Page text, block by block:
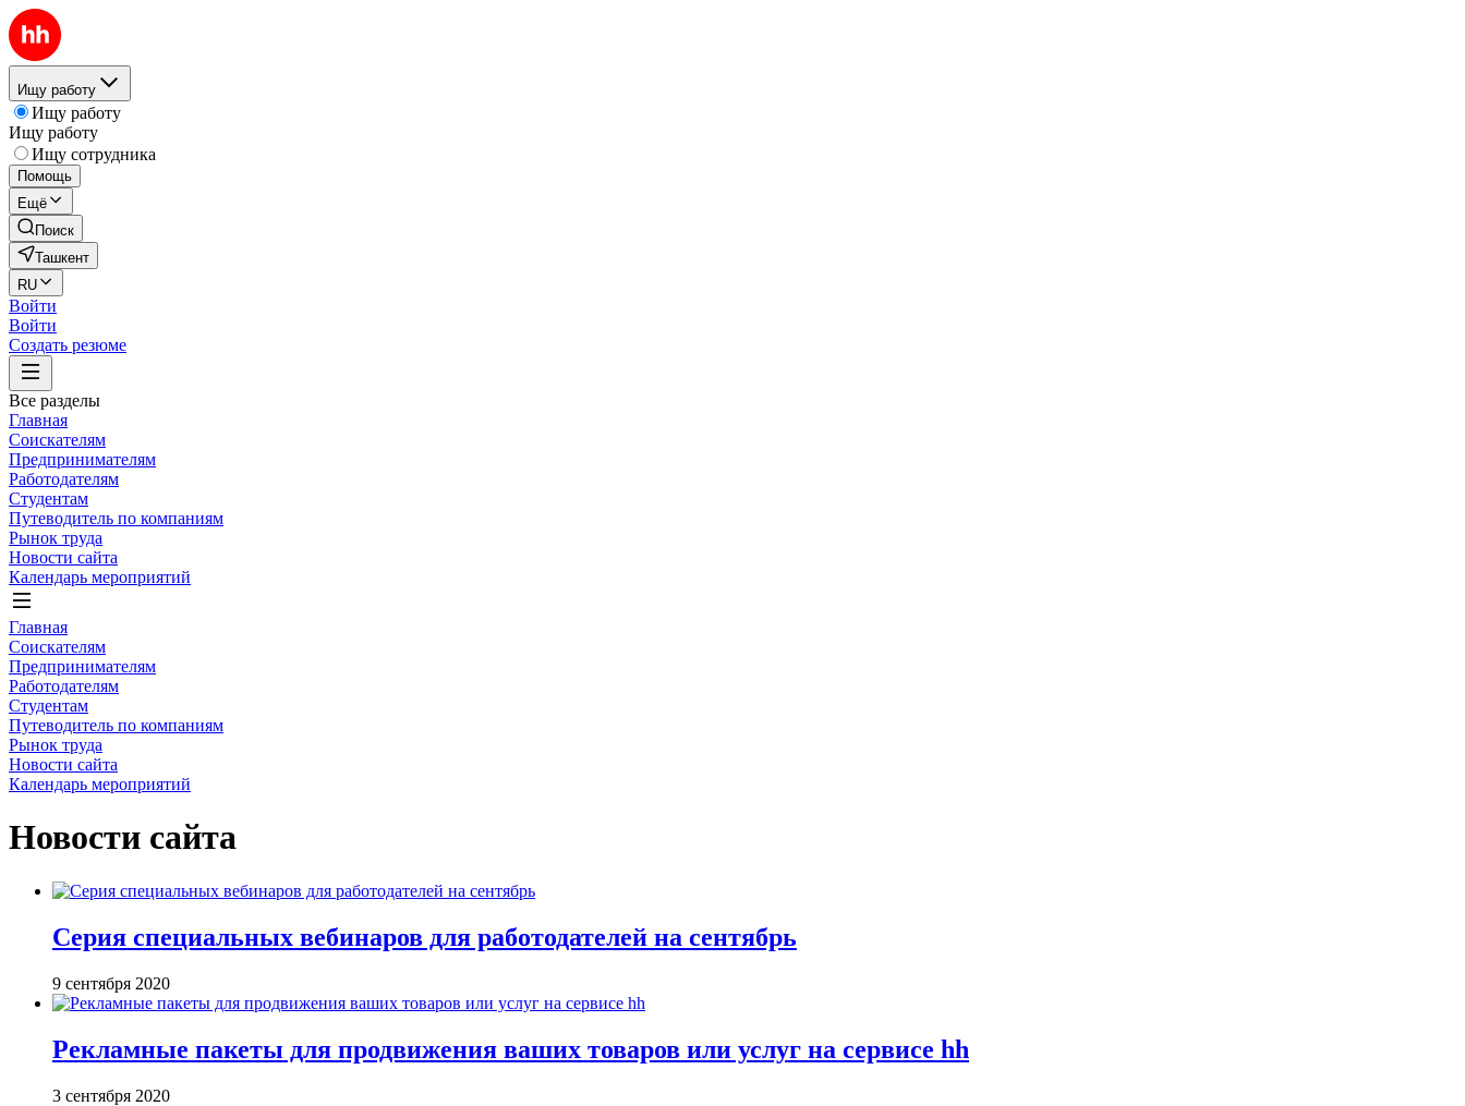
Ищу работу
Ищу работу
Ищу работу
Ищу сотрудника
Помощь
Ещё
Поиск
Ташкент
RU
Войти
Войти
Создать резюме
Все разделы
Главная
Соискателям
Предпринимателям
Работодателям
Студентам
Путеводитель по компаниям
Рынок труда
Новости сайта
Календарь мероприятий
Главная
Соискателям
Предпринимателям
Работодателям
Студентам
Путеводитель по компаниям
Рынок труда
Новости сайта
Календарь мероприятий
Новости сайта
Серия специальных вебинаров для работодателей на сентябрь
9 сентября 2020
Рекламные пакеты для продвижения ваших товаров или услуг на сервисе hh
3 сентября 2020